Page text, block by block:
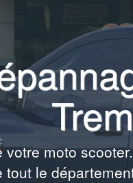
votre moto
tout le